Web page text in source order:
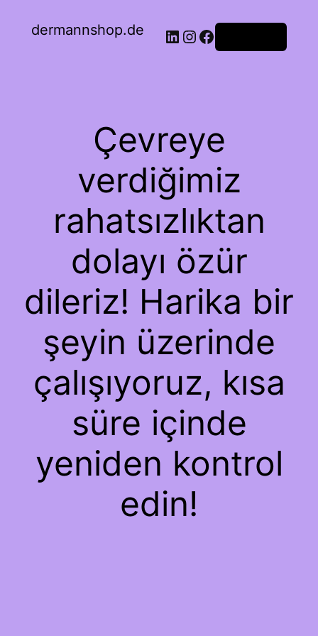
dermannshop.de
Çevreye
verdiğimiz
rahatsızlıktan
dolayı özür
dileriz! Harika bir
şeyin üzerinde
çalışıyoruz, kısa
süre içinde
yeniden kontrol
edin!